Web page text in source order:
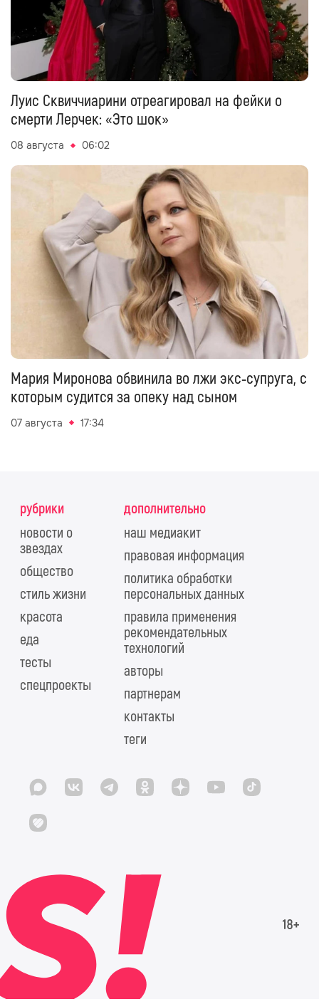
Луис Сквиччиарини отреагировал на фейки о
смерти Лерчек: «Это шок»
08 августа 06:02
Мария Миронова обвинила во лжи экс‑супруга, с
которым судится за опеку над сыном
07 августа 17:34
рубрики
новости о
звездах
общество
стиль жизни
красота
еда
тесты
спецпроекты
дополнительно
наш медиакит
правовая информация
политика обработки
персональных данных
правила применения
рекомендательных
технологий
авторы
партнерам
контакты
теги